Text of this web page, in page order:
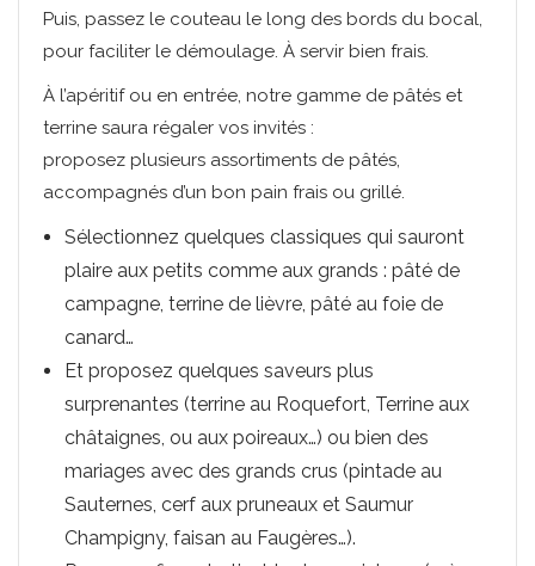
Puis, passez le couteau le long des bords du bocal,
pour faciliter le démoulage. À servir bien frais.
À l’apéritif ou en entrée, notre gamme de pâtés et
terrine saura régaler vos invités :
proposez plusieurs assortiments de pâtés,
accompagnés d’un bon pain frais ou grillé.
Sélectionnez quelques classiques qui sauront
plaire aux petits comme aux grands : pâté de
campagne, terrine de lièvre, pâté au foie de
canard…
Et proposez quelques saveurs plus
surprenantes (terrine au Roquefort, Terrine aux
châtaignes, ou aux poireaux…) ou bien des
mariages avec des grands crus (pintade au
Sauternes, cerf aux pruneaux et Saumur
Champigny, faisan au Faugères…).